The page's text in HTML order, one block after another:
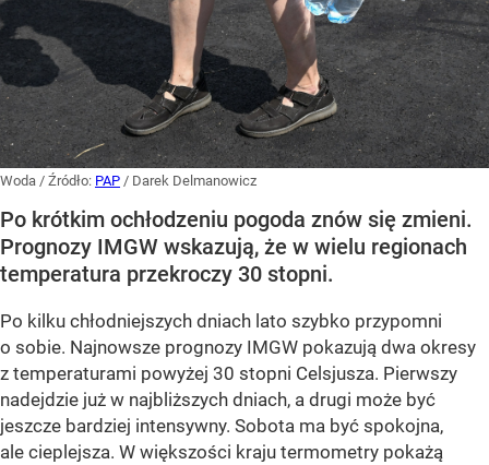
Woda / Źródło: PAP / Darek Delmanowicz
Po krótkim ochłodzeniu pogoda znów się zmieni.
Prognozy IMGW wskazują, że w wielu regionach
temperatura przekroczy 30 stopni.
Po kilku chłodniejszych dniach lato szybko przypomni
o sobie. Najnowsze prognozy IMGW pokazują dwa okresy
z temperaturami powyżej 30 stopni Celsjusza. Pierwszy
nadejdzie już w najbliższych dniach, a drugi może być
jeszcze bardziej intensywny. Sobota ma być spokojna,
ale cieplejsza. W większości kraju termometry pokażą